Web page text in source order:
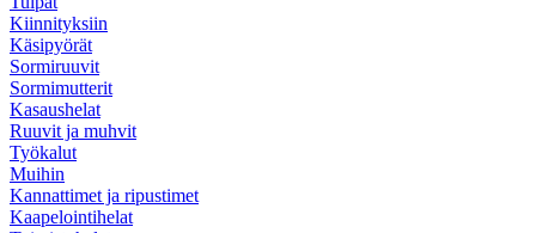
Kiinnityksiin
Käsipyörät
Sormiruuvit
Sormimutterit
Kasaushelat
Ruuvit ja muhvit
Työkalut
Muihin
Kannattimet ja ripustimet
Kaapelointihelat